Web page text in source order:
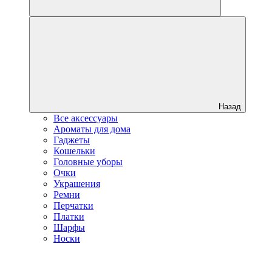
Назад
Все аксессуары
Ароматы для дома
Гаджеты
Кошельки
Головные уборы
Очки
Украшения
Ремни
Перчатки
Платки
Шарфы
Носки